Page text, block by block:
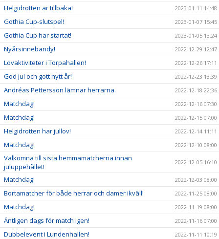
Helgidrotten är tillbaka! 2023-01-11 14:48
Gothia Cup-slutspel! 2023-01-07 15:45
Gothia Cup har startat! 2023-01-05 13:24
Nyårsinnebandy! 2022-12-29 12:47
Lovaktiviteter i Torpahallen! 2022-12-26 17:11
God jul och gott nytt år! 2022-12-23 13:39
Andréas Pettersson lämnar herrarna. 2022-12-18 22:36
Matchdag! 2022-12-16 07:30
Matchdag! 2022-12-15 07:00
Helgidrotten har jullov! 2022-12-14 11:11
Matchdag! 2022-12-10 08:00
Välkomna till sista hemmamatcherna innan
juluppehållet!
2022-12-05 16:10
Matchdag! 2022-12-03 08:00
Bortamatcher för både herrar och damer ikväll! 2022-11-25 08:00
Matchdag! 2022-11-19 08:00
Äntligen dags för match igen! 2022-11-16 07:00
Dubbelevent i Lundenhallen! 2022-11-11 10:19